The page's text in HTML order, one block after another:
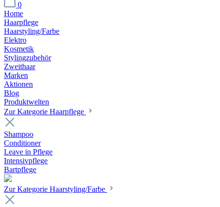
0
Home
Haarpflege
Haarstyling/Farbe
Elektro
Kosmetik
Stylingzubehör
Zweithaar
Marken
Aktionen
Blog
Produktwelten
Zur Kategorie Haarpflege
Shampoo
Conditioner
Leave in Pflege
Intensivpflege
Bartpflege
Zur Kategorie Haarstyling/Farbe